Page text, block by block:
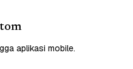
aplikasi mobile.